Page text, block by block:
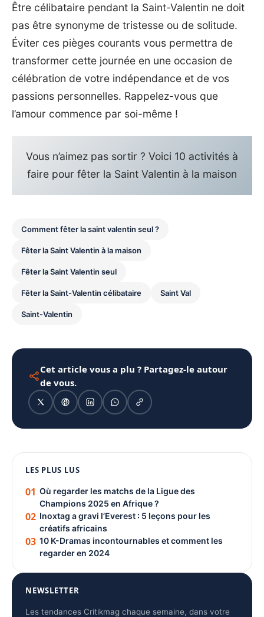
Être célibataire pendant la Saint-Valentin ne doit
pas être synonyme de tristesse ou de solitude.
Éviter ces pièges courants vous permettra de
transformer cette journée en une occasion de
célébration de votre indépendance et de vos
passions personnelles. Rappelez-vous que
l’amour commence par soi-même !
Vous n’aimez pas sortir ? Voici 10 activités à
faire pour fêter la Saint Valentin à la maison
Comment fêter la saint valentin seul ?
Fêter la Saint Valentin à la maison
Fêter la Saint Valentin seul
Fêter la Saint-Valentin célibataire Saint Val
Saint-Valentin
Cet article vous a plu ? Partagez-le autour
de vous.
PUBLICITÉ
LES PLUS LUS
01 Où regarder les matchs de la Ligue des
Champions 2025 en Afrique ?
02 Inoxtag a gravi l’Everest : 5 leçons pour les
créatifs africains
03 10 K-Dramas incontournables et comment les
regarder en 2024
NEWSLETTER
Les tendances Critikmag chaque semaine, dans votre